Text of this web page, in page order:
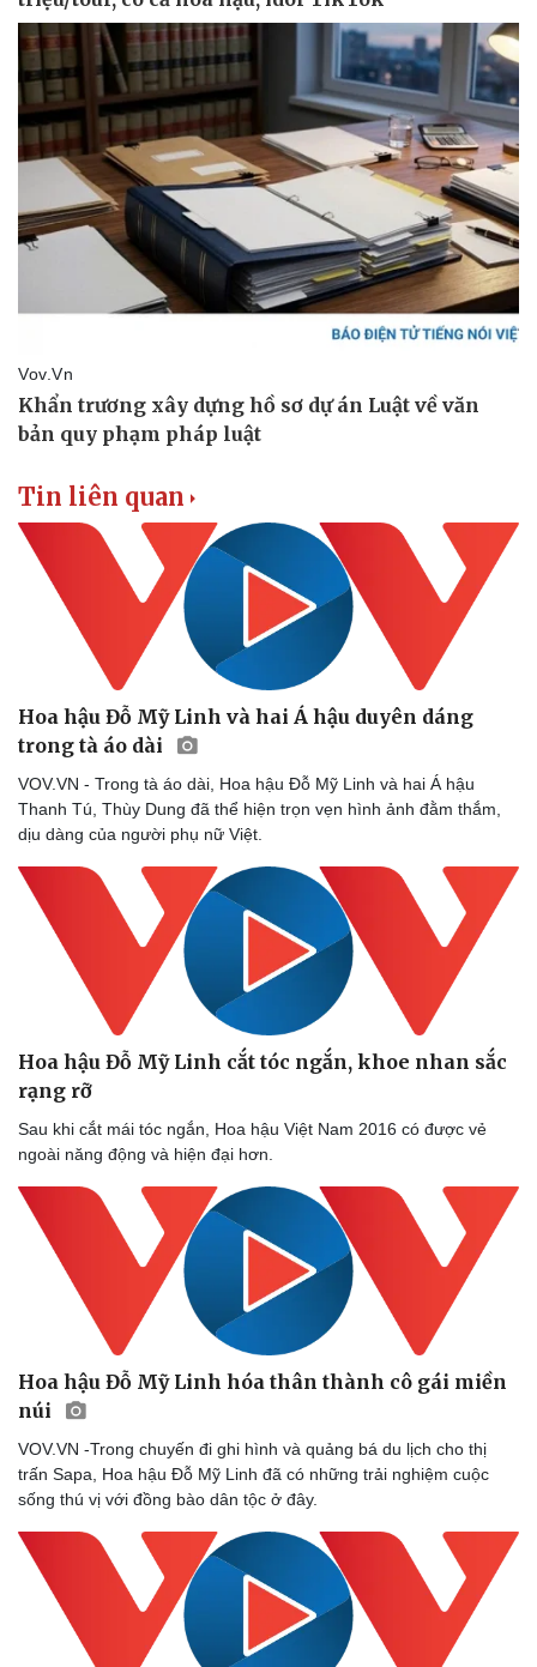
Vì cộng đồng
Sức khỏe
Dinh dưỡng - món ngon
Cây thuốc
Sản phụ khoa
Nhi khoa
Nam khoa
Làm đẹp - giảm cân
Ăn sạch sống khỏe
Đời sống
Nhà đẹp
Blog
Tình yêu - Gia đình
Tin liên quan
Hoa hậu Đỗ Mỹ Linh và hai Á hậu duyên dáng
trong tà áo dài
VOV.VN - Trong tà áo dài, Hoa hậu Đỗ Mỹ Linh và hai Á hậu
Thanh Tú, Thùy Dung đã thể hiện trọn vẹn hình ảnh đằm thắm,
dịu dàng của người phụ nữ Việt.
Hoa hậu Đỗ Mỹ Linh cắt tóc ngắn, khoe nhan sắc
rạng rỡ
Sau khi cắt mái tóc ngắn, Hoa hậu Việt Nam 2016 có được vẻ
ngoài năng động và hiện đại hơn.
Hoa hậu Đỗ Mỹ Linh hóa thân thành cô gái miền
núi
VOV.VN -Trong chuyến đi ghi hình và quảng bá du lịch cho thị
trấn Sapa, Hoa hậu Đỗ Mỹ Linh đã có những trải nghiệm cuộc
sống thú vị với đồng bào dân tộc ở đây.